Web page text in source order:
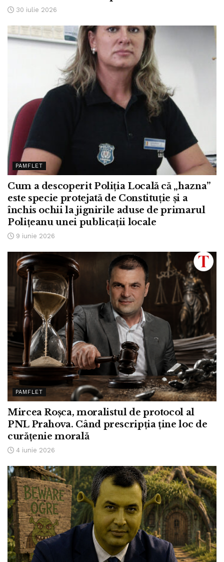
30 iulie 2026
PAMFLET
Cum a descoperit Poliția Locală că „hazna”
este specie protejată de Constituție și a
închis ochii la jignirile aduse de primarul
Polițeanu unei publicații locale
9 iunie 2026
PAMFLET
Mircea Roșca, moralistul de protocol al
PNL Prahova. Când prescripția ține loc de
curățenie morală
4 iunie 2026